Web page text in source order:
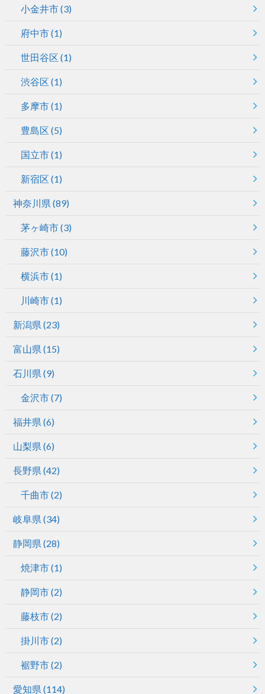
小金井市(3)
府中市(1)
世田谷区 (1)
渋谷区 (1)
多摩市(1)
豊島区 (5)
国立市(1)
新宿区 (1)
神奈川県 (89)
茅ヶ崎市(3)
藤沢市(10)
横浜市(1)
川崎市(1)
新潟県 (23)
富山県 (15)
石川県 (9)
金沢市(7)
福井県 (6)
山梨県 (6)
長野県 (42)
千曲市(2)
岐阜県 (34)
静岡県 (28)
焼津市(1)
静岡市(2)
藤枝市(2)
掛川市(2)
裾野市(2)
愛知県 (114)